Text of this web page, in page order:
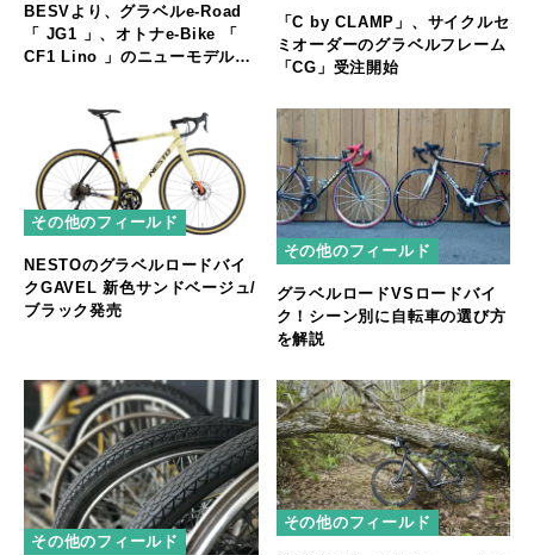
BESVより、グラベルe-Road
「 JG1 」、オトナe-Bike 「
CF1 Lino 」のニューモデルが
「C by CLAMP」、サイクルセ
ミオーダーのグラベルフレーム
「CG」受注開始
その他のフィールド
NESTOのグラベルロードバイ
クGAVEL 新色サンドベージュ/
ブラック発売
その他のフィールド
グラベルロードVSロードバイ
ク！シーン別に自転車の選び方
を解説
その他のフィールド
その他のフィールド